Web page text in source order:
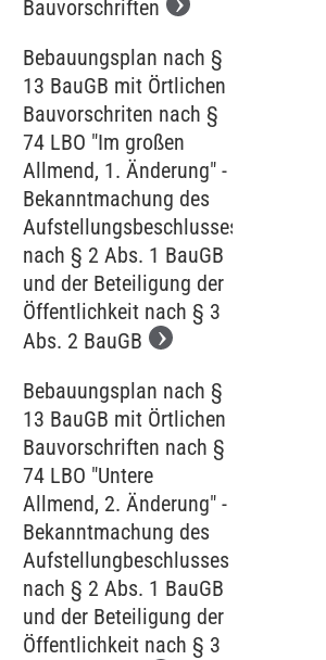
Bauvorschriften
Bebauungsplan nach §
13 BauGB mit Örtlichen
Bauvorschriten nach §
74 LBO "Im großen
Allmend, 1. Änderung" -
Bekanntmachung des
Aufstellungsbeschlusses
nach § 2 Abs. 1 BauGB
und der Beteiligung der
Öffentlichkeit nach § 3
Abs. 2 BauGB
Bebauungsplan nach §
13 BauGB mit Örtlichen
Bauvorschriften nach §
74 LBO "Untere
Allmend, 2. Änderung" -
Bekanntmachung des
Aufstellungbeschlusses
nach § 2 Abs. 1 BauGB
und der Beteiligung der
Öffentlichkeit nach § 3